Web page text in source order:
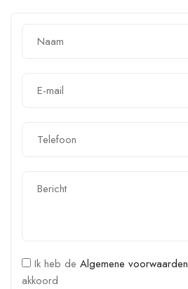
Ik heb de Algemene voorwaarden
akkoord